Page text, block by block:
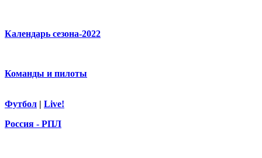
Календарь сезона-2022
Команды и пилоты
Футбол | Live!
Россия - РПЛ